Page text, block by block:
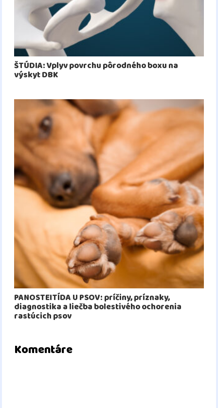
ŠTÚDIA: Vplyv povrchu pôrodného boxu na
výskyt DBK
PANOSTEITÍDA U PSOV: príčiny, príznaky,
diagnostika a liečba bolestivého ochorenia
rastúcich psov
Komentáre